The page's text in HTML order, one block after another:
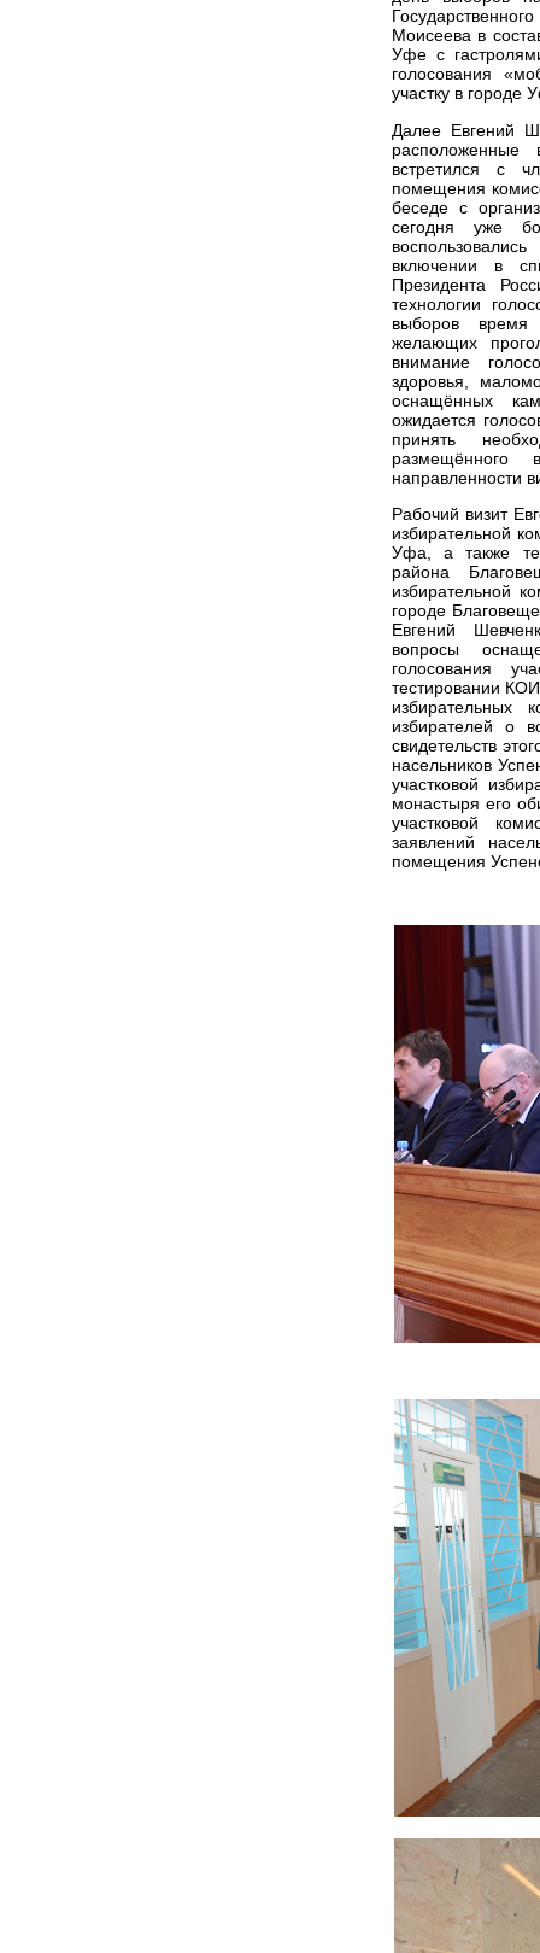
Моисеева в
Уфе с
голосования
участку в городе
Далее Евгений
встретился с
помещения
беседе с
сегодня уже
включении в
Президента
технологии
выборов время
желающих
внимание
здоровья,
оснащённых
ожидается
принять
размещённого
направленности
Рабочий визит
избирательной
Уфа, а также
района
избирательной
городе
Евгений
вопросы
голосования
тестировании
избирательных
избирателей о
свидетельств
насельников
участковой
монастыря его
участковой
заявлений
помещения